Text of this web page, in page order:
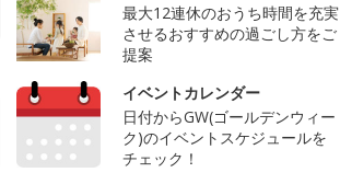
最大12連休のおうち時間を充実
させるおすすめの過ごし方をご
提案
イベントカレンダー
日付からGW(ゴールデンウィー
ク)のイベントスケジュールを
チェック！